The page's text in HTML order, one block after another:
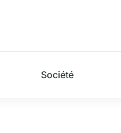
Société